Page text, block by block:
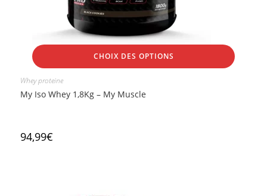
CHOIX DES OPTIONS
Whey proteine
My Iso Whey 1,8Kg – My Muscle
94,99€